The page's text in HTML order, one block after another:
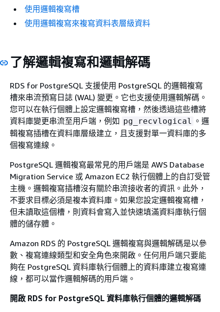
使用邏輯複寫槽
使用邏輯複寫來複寫資料表層級資料
了解邏輯複寫和邏輯解碼
RDS for PostgreSQL 支援使用 PostgreSQL 的邏輯複寫
槽來串流預寫日誌 (WAL) 變更。它也支援使用邏輯解碼。
您可以在執行個體上設定邏輯複寫槽，然後透過這些槽將
資料庫變更串流至用戶端，例如 pg_recvlogical
。邏
輯複寫插槽在資料庫層級建立，且支援對單一資料庫的多
個複寫連線。
PostgreSQL 邏輯複寫最常見的用戶端是 AWS Database
Migration Service 或 Amazon EC2 執行個體上的自訂受管
主機。邏輯複寫插槽沒有關於串流接收者的資訊。此外，
不要求目標必須是複本資料庫。如果您設定邏輯複寫槽，
但未讀取這個槽，則資料會寫入並快速填滿資料庫執行個
體的儲存體。
Amazon RDS 的 PostgreSQL 邏輯複寫與邏輯解碼是以參
數、複寫連線類型和安全角色來開啟。任何用戶端只要能
夠在 PostgreSQL 資料庫執行個體上的資料庫建立複寫連
線，都可以當作邏輯解碼的用戶端。
開啟 RDS for PostgreSQL 資料庫執行個體的邏輯解碼